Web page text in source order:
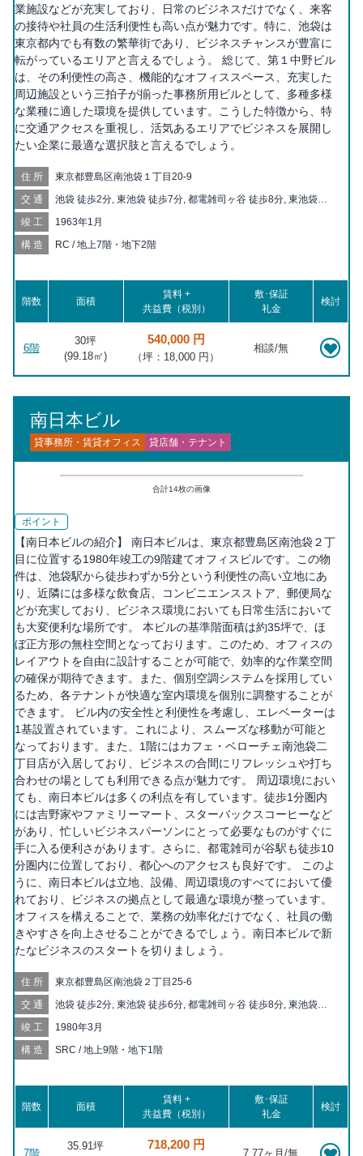
業施設などが充実しており、日常のビジネスだけでなく、来客
の接待や社員の生活利便性も高い点が魅力です。特に、池袋は
東京都内でも有数の繁華街であり、ビジネスチャンスが豊富に
転がっているエリアと言えるでしょう。 総じて、第１中野ビル
は、その利便性の高さ、機能的なオフィススペース、充実した
周辺施設という三拍子が揃った事務所用ビルとして、多種多様
な業種に適した環境を提供しています。こうした特徴から、特
に交通アクセスを重視し、活気あるエリアでビジネスを展開し
たい企業に最適な選択肢と言えるでしょう。
住所 東京都豊島区南池袋１丁目20-9
交通
池袋 徒歩2分, 東池袋 徒歩7分, 都電雑司ヶ谷 徒歩8分, 東池袋四
徒歩12分, 向原 徒歩14分, 北池袋 徒歩17分, 要町 徒歩17分, 大塚
徒歩17分, 学習院下 徒歩17分, 新大塚 徒歩19分, 大塚駅前 徒歩
竣工 1963年1月
構造 RC / 地上7階・地下2階
階数 面積
賃料 +
共益費（税別）
敷･保証
礼金
検討
6階
30坪
(99.18㎡)
540,000 円
（坪：18,000 円）
相談/無
南日本ビル
貸事務所・賃貸オフィス 貸店舗・テナント
合計14枚の画像
ポイント
【南日本ビルの紹介】 南日本ビルは、東京都豊島区南池袋２丁
目に位置する1980年竣工の9階建てオフィスビルです。この物
件は、池袋駅から徒歩わずか5分という利便性の高い立地にあ
り、近隣には多様な飲食店、コンビニエンスストア、郵便局な
どが充実しており、ビジネス環境においても日常生活において
も大変便利な場所です。 本ビルの基準階面積は約35坪で、ほ
ぼ正方形の無柱空間となっております。このため、オフィスの
レイアウトを自由に設計することが可能で、効率的な作業空間
の確保が期待できます。また、個別空調システムを採用してい
るため、各テナントが快適な室内環境を個別に調整することが
できます。 ビル内の安全性と利便性を考慮し、エレベーターは
1基設置されています。これにより、スムーズな移動が可能と
なっております。また、1階にはカフェ・ベローチェ南池袋二
丁目店が入居しており、ビジネスの合間にリフレッシュや打ち
合わせの場としても利用できる点が魅力です。 周辺環境におい
ても、南日本ビルは多くの利点を有しています。徒歩1分圏内
には吉野家やファミリーマート、スターバックスコーヒーなど
があり、忙しいビジネスパーソンにとって必要なものがすぐに
手に入る便利さがあります。さらに、都電雑司が谷駅も徒歩10
分圏内に位置しており、都心へのアクセスも良好です。 このよ
うに、南日本ビルは立地、設備、周辺環境のすべてにおいて優
れており、ビジネスの拠点として最適な環境が整っています。
オフィスを構えることで、業務の効率化だけでなく、社員の働
きやすさを向上させることができるでしょう。南日本ビルで新
たなビジネスのスタートを切りましょう。
住所 東京都豊島区南池袋２丁目25-6
交通
池袋 徒歩2分, 東池袋 徒歩6分, 都電雑司ヶ谷 徒歩8分, 東池袋四
徒歩12分, 向原 徒歩14分, 学習院下 徒歩17分, 要町 徒歩17分, 大
塚 徒歩18分, 北池袋 徒歩18分, 新大塚 徒歩19分, 護国寺 徒歩20
竣工 1980年3月
構造 SRC / 地上9階・地下1階
階数 面積
賃料 +
共益費（税別）
敷･保証
礼金
検討
7階
35.91坪
718,200 円
7.77ヶ月/無